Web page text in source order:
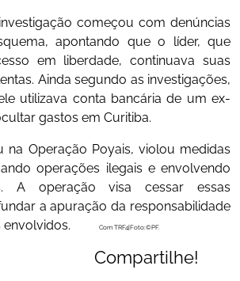
começou com denúncias
apontando que o líder, que
em liberdade, continuava suas
Ainda segundo as investigações,
utilizava conta bancária de um ex-
gastos em Curitiba.
na Operação Poyais, violou medidas
operações ilegais e envolvendo
A operação visa cessar essas
a apuração da responsabilidade
Com TRF4|Foto:©PF.
Compartilhe!